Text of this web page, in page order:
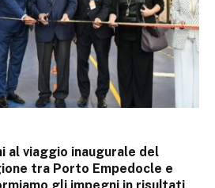
al viaggio inaugurale del
tra Porto Empedocle e